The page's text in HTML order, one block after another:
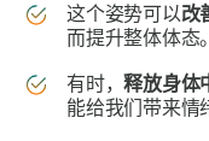
这个姿势可以改
而提升整体体态。
有时，释放身体
能给我们带来情